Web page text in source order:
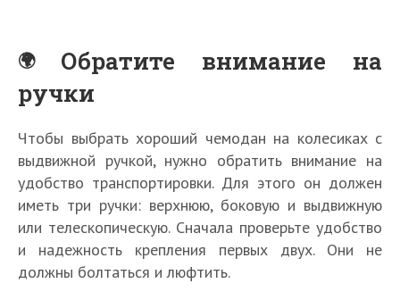
Обратите внимание на
ручки
Чтобы выбрать хороший чемодан на колесиках с
выдвижной ручкой, нужно обратить внимание на
удобство транспортировки. Для этого он должен
иметь три ручки: верхнюю, боковую и выдвижную
или телескопическую. Сначала проверьте удобство
и надежность крепления первых двух. Они не
должны болтаться и люфтить.